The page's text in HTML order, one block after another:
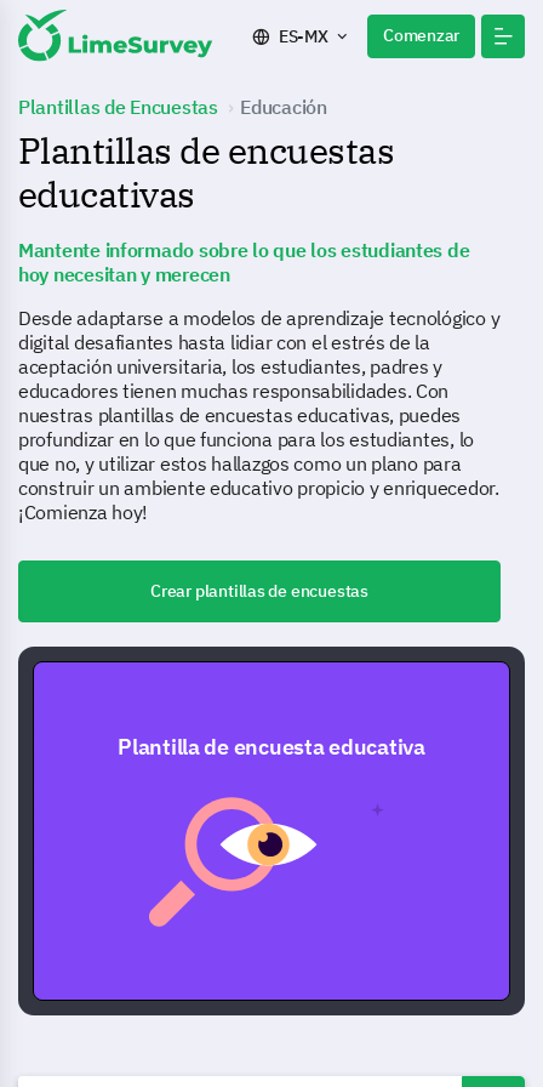
ES-MX Comenzar
Plantillas de Encuestas Educación
Plantillas de encuestas
educativas
Mantente informado sobre lo que los estudiantes de
hoy necesitan y merecen
Desde adaptarse a modelos de aprendizaje tecnológico y
digital desafiantes hasta lidiar con el estrés de la
aceptación universitaria, los estudiantes, padres y
educadores tienen muchas responsabilidades. Con
nuestras plantillas de encuestas educativas, puedes
profundizar en lo que funciona para los estudiantes, lo
que no, y utilizar estos hallazgos como un plano para
construir un ambiente educativo propicio y enriquecedor.
¡Comienza hoy!
Crear plantillas de encuestas
Plantilla de encuesta educativa